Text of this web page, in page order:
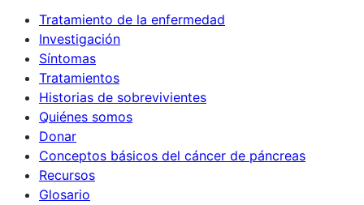
Tratamiento de la enfermedad
Investigación
Síntomas
Tratamientos
Historias de sobrevivientes
Quiénes somos
Donar
Conceptos básicos del cáncer de páncreas
Recursos
Glosario